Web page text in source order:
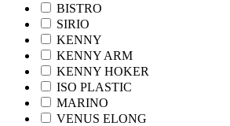
BISTRO
SIRIO
KENNY
KENNY ARM
KENNY HOKER
ISO PLASTIC
MARINO
VENUS ELONG